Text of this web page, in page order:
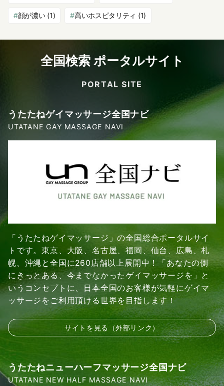
顔が濃い(1) 高いホスピタリティ (1)
全国検索 ポータルサイト
PORTAL SITE
うたたねゲイマッサージ全国ナビ
UTATANE GAY MASSAGE NAVI
「うたたねゲイマッサージ」の全国総合ポータルサイ
トです。東京、大阪、名古屋、福岡、仙台、広島、札
幌、沖縄と全国に260店舗以上展開中！「あなたの側
にきっとある、今までなかったゲイマッサージを」と
いうコンセプトに、日本全国のお客様が気軽にゲイマ
ッサージをご利用頂ける世界を目指します！
サイトを見る（外部リンク）
うたたねニューハーフマッサージ全国ナビ
UTATANE NEW HALF MASSAGE NAVI